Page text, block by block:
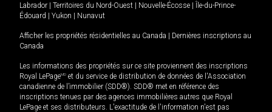
Labrador | Territoires du Nord-Ouest | Nouvelle-Écosse | Île-du-Prince-
Édouard | Yukon | Nunavut
Afficher les propriétés résidentielles au Canada | Dernières inscriptions au
Canada
Les informations des propriétés sur ce site proviennent des inscriptions
Royal LePageMD et du service de distribution de données de l'Association
canadienne de l’immobilier (SDD®). SDD® met en référence des
inscriptions tenues par des agences immobilières autres que Royal
LePage et ses distributeurs. L'exactitude de l'information n'est pas